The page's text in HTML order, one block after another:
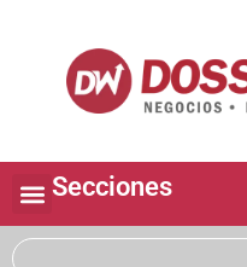
Secciones